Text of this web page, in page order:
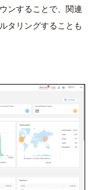
ンすることで、関連
タリングすることも